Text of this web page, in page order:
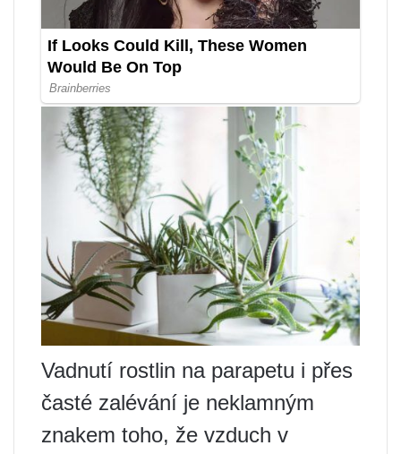
Vadnutí rostlin na parapetu i přes
časté zalévání je neklamným
znakem toho, že vzduch v